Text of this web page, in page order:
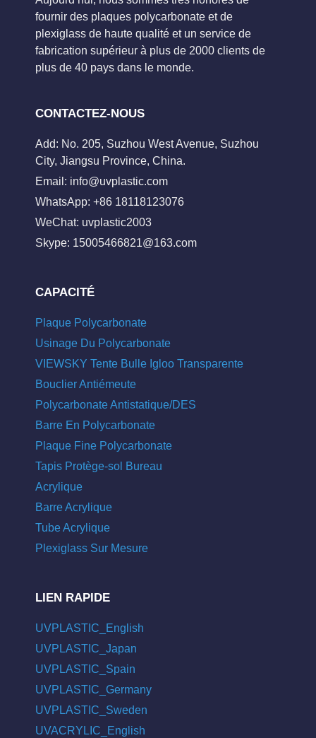
fournir des plaques polycarbonate et de
plexiglass de haute qualité et un service de
fabrication supérieur à plus de 2000 clients de
plus de 40 pays dans le monde.
CONTACTEZ-NOUS
Add: No. 205, Suzhou West Avenue, Suzhou
City, Jiangsu Province, China.
Email: info@uvplastic.com
WhatsApp: +86 18118123076
WeChat: uvplastic2003
Skype: 15005466821@163.com
CAPACITÉ
Plaque Polycarbonate
Usinage Du Polycarbonate
VIEWSKY Tente Bulle Igloo Transparente
Bouclier Antiémeute
Polycarbonate Antistatique/DES
Barre En Polycarbonate
Plaque Fine Polycarbonate
Tapis Protège-sol Bureau
Acrylique
Barre Acrylique
Tube Acrylique
Plexiglass Sur Mesure
LIEN RAPIDE
UVPLASTIC_English
UVPLASTIC_Japan
UVPLASTIC_Spain
UVPLASTIC_Germany
UVPLASTIC_Sweden
UVACRYLIC_English